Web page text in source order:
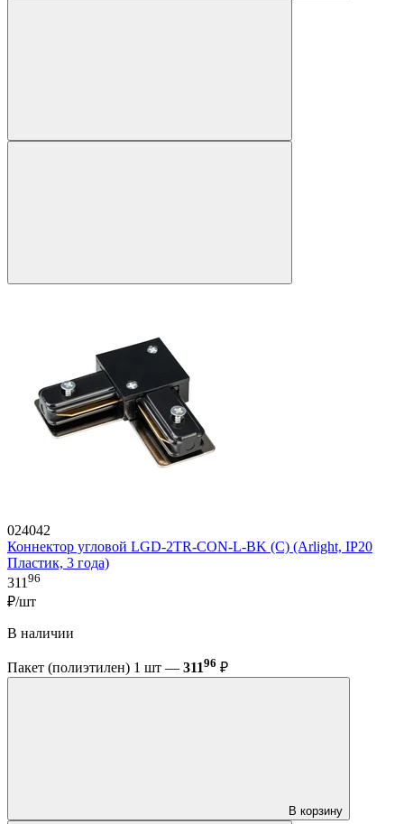
024042
Коннектор угловой LGD-2TR-CON-L-BK (C) (Arlight, IP20
Пластик, 3 года)
311 96
₽/шт
В наличии
Пакет (полиэтилен) 1 шт — 31196 ₽
В корзину